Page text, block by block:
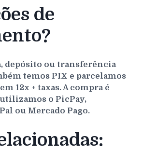
de
depósito ou transferência
temos PIX e parcelamos
12x + taxas. A compra é
utilizamos o PicPay,
ou Mercado Pago.